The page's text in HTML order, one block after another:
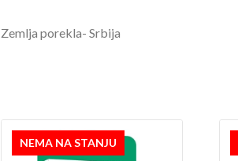
Zemlja porekla- Srbija
NEMA NA STANJU